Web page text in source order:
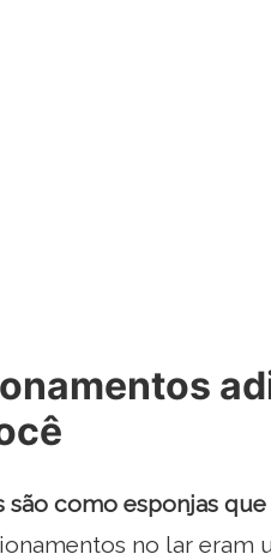
são como esponjas
no lar eram